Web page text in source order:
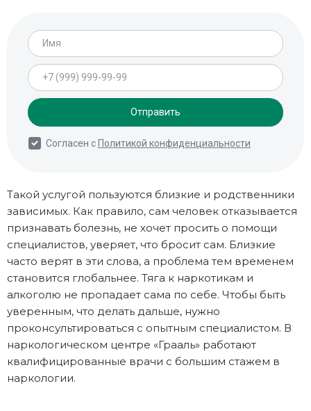
Такой услугой пользуются близкие и родственники
зависимых. Как правило, сам человек отказывается
признавать болезнь, не хочет просить о помощи
специалистов, уверяет, что бросит сам. Близкие
часто верят в эти слова, а проблема тем временем
становится глобальнее. Тяга к наркотикам и
алкоголю не пропадает сама по себе. Чтобы быть
уверенным, что делать дальше, нужно
проконсультироваться с опытным специалистом. В
наркологическом центре «Грааль» работают
квалифицированные врачи с большим стажем в
наркологии.